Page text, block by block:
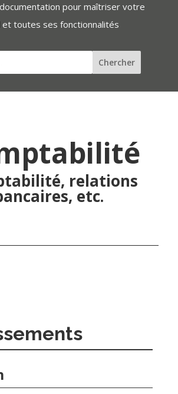
pour maîtriser votre
et toutes ses fonctionnalités
relations
etc.